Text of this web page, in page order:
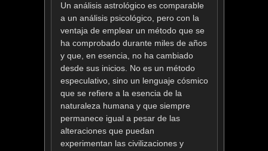
Un análisis astrológico es comparable
a un análisis psicológico, pero con la
ventaja de emplear un método que se
ha comprobado durante miles de años
y que, en esencia, no ha cambiado
desde sus inicios. No es un método
especulativo, sino un lenguaje cósmico
que se refiere a la esencia de la
naturaleza humana y que siempre
permanece igual a pesar de las
alteraciones que puedan
experimentan las civilizaciones y